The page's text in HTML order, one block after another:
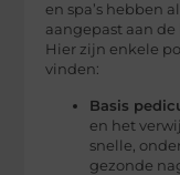
en spa’s hebben
aangepast aan
Hier zijn enkele
vinden:
Basis
en het
snelle,
gezonde